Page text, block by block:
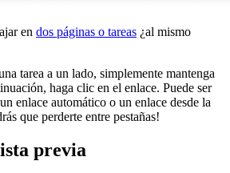
en dos páginas o tareas ¿al mismo
tarea a un lado, simplemente mantenga
haga clic en el enlace. Puede ser
enlace automático o un enlace desde la
que perderte entre pestañas!
previa